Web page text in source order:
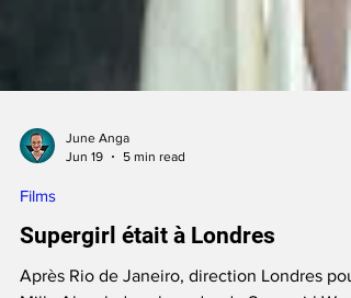
Films
Supergirl était à Londres